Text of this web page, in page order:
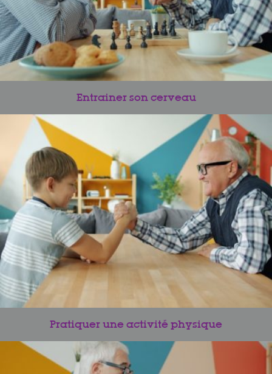
Entrainer son cerveau
Pratiquer une activité physique